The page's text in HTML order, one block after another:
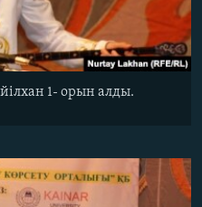
1- орын алды.